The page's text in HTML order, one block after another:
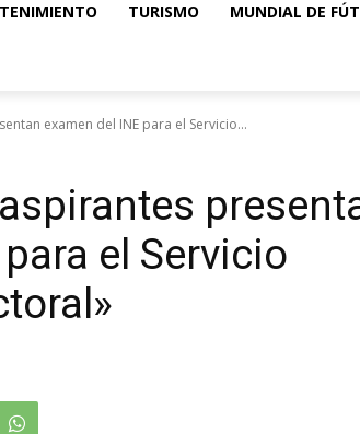
TURISMO MUNDIAL DE
examen del INE para el Servicio...
el Servicio